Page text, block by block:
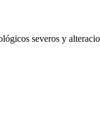
severos y